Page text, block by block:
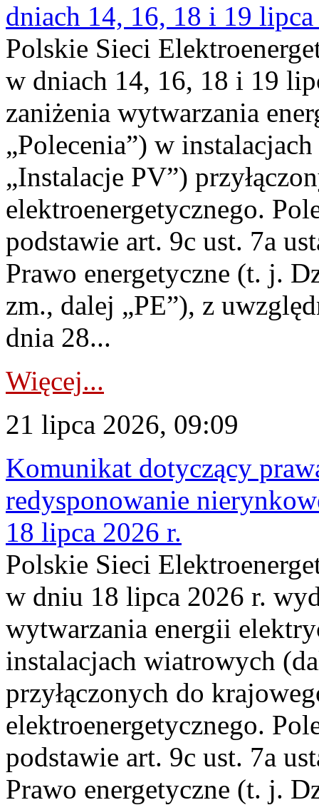
dniach 14, 16, 18 i 19
Polskie Sieci
w dniach 14, 16, 18 i 19
zaniżenia wytwarzania
„Polecenia”) w
„Instalacje PV”)
elektroenergetycznego.
podstawie art. 9c ust. 7a
Prawo energetyczne (t. j.
zm., dalej „PE”), z
dnia 28...
Więcej...
21 lipca 2026, 09:09
Komunikat dotyczący
redysponowanie
18 lipca 2026 r.
Polskie Sieci
w dniu 18 lipca 2026 r.
wytwarzania energii
instalacjach wiatrowych
przyłączonych do
elektroenergetycznego.
podstawie art. 9c ust. 7a
Prawo energetyczne (t. j.